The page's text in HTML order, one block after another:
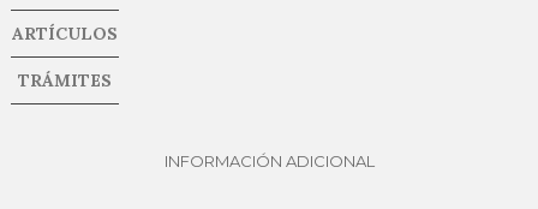
ARTÍCULOS
TRÁMITES
INFORMACIÓN ADICIONAL